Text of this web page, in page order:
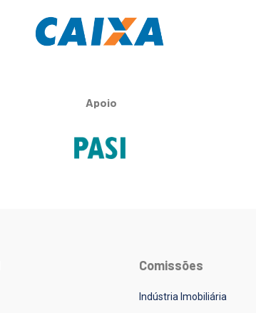
Apoio
Comissões
Indústria Imobiliária